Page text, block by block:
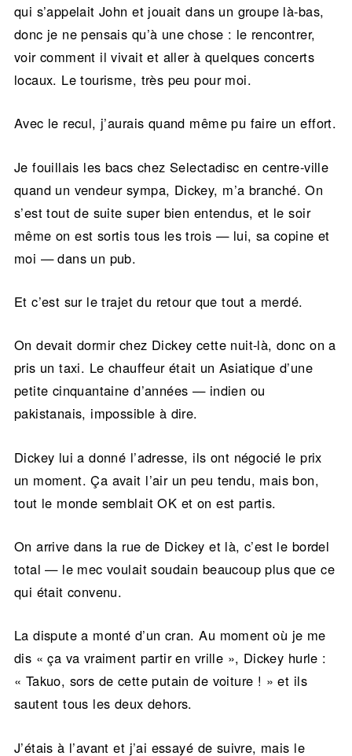
qui s’appelait John et jouait dans un groupe là-bas,
donc je ne pensais qu’à une chose : le rencontrer,
voir comment il vivait et aller à quelques concerts
locaux. Le tourisme, très peu pour moi.
Avec le recul, j’aurais quand même pu faire un effort.
Je fouillais les bacs chez Selectadisc en centre-ville
quand un vendeur sympa, Dickey, m’a branché. On
s’est tout de suite super bien entendus, et le soir
même on est sortis tous les trois — lui, sa copine et
moi — dans un pub.
Et c’est sur le trajet du retour que tout a merdé.
On devait dormir chez Dickey cette nuit-là, donc on a
pris un taxi. Le chauffeur était un Asiatique d’une
petite cinquantaine d’années — indien ou
pakistanais, impossible à dire.
Dickey lui a donné l’adresse, ils ont négocié le prix
un moment. Ça avait l’air un peu tendu, mais bon,
tout le monde semblait OK et on est partis.
On arrive dans la rue de Dickey et là, c’est le bordel
total — le mec voulait soudain beaucoup plus que ce
qui était convenu.
La dispute a monté d’un cran. Au moment où je me
dis « ça va vraiment partir en vrille », Dickey hurle :
« Takuo, sors de cette putain de voiture ! » et ils
sautent tous les deux dehors.
J’étais à l’avant et j’ai essayé de suivre, mais le